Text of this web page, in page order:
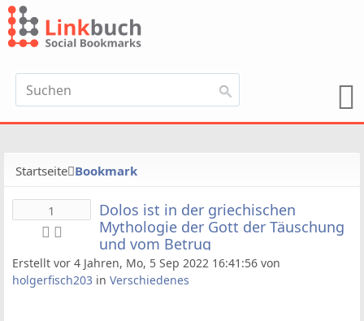
Startseite Bookmark
1
Dolos ist in der griechischen
Mythologie der Gott der Täuschung
und vom Betrug
Erstellt vor 4 Jahren, Mo, 5 Sep 2022 16:41:56 von
holgerfisch203 in Verschiedenes